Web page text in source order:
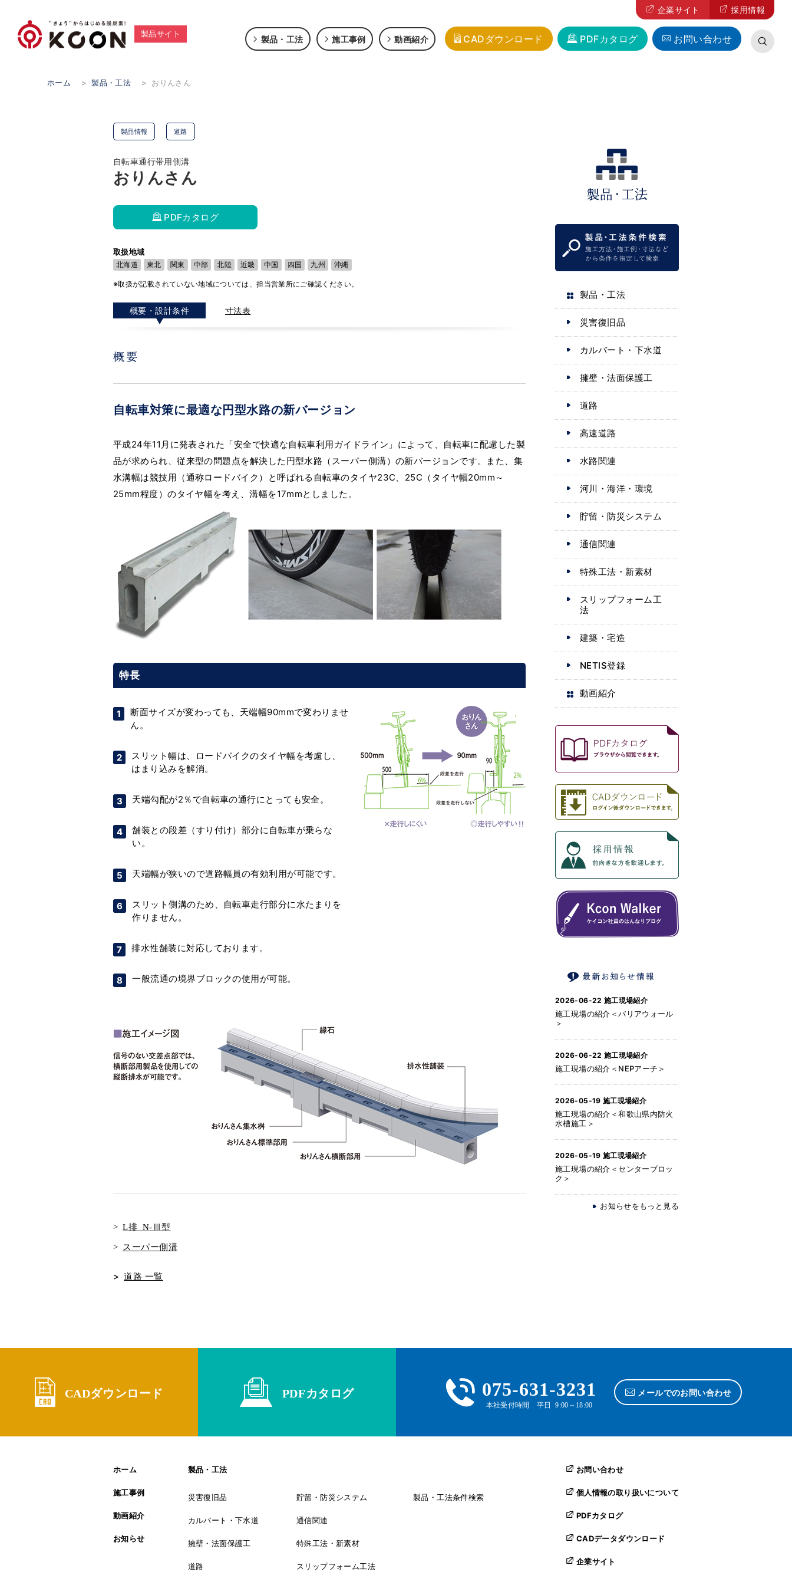
製品サイト 製品・工法 施工事例 動画紹介 CADダウンロード PDFカタログ お問い合わせ
企業サイト 採用情報
ホーム > 製品・工法 > おりんさん
製品情報 道路
自転車通行帯用側溝
おりんさん
PDFカタログ
取扱地域
北海道 東北 関東 中部 北陸 近畿 中国 四国 九州 沖縄
※取扱が記載されていない地域については、担当営業所にご確認ください。
概要・設計条件 寸法表
自転車対策に最適な円型水路の新バージョン
平成24年11月に発表された「安全で快適な自転車利用ガイドライン」によって、自転車に配慮した製
品が求められ、従来型の問題点を解決した円型水路（スーパー側溝）の新バージョンです。また、集
水溝幅は競技用（通称ロードバイク）と呼ばれる自転車のタイヤ23C、25C（タイヤ幅20mm～
25mm程度）のタイヤ幅を考え、溝幅を17mmとしました。
特長
断面サイズが変わっても、天端幅90mmで変わりませ
ん。
スリット幅は、ロードバイクのタイヤ幅を考慮し、
はまり込みを解消。
天端勾配が2％で自転車の通行にとっても安全。
舗装との段差（すり付け）部分に自転車が乗らな
い。
天端幅が狭いので道路幅員の有効利用が可能です。
スリット側溝のため、自転車走行部分に水たまりを
作りません。
排水性舗装に対応しております。
一般流通の境界ブロックの使用が可能。
L排 N-Ⅲ型
スーパー側溝
道路 一覧
製品・工法
災害復旧品
カルバート・下水道
擁壁・法面保護工
道路
高速道路
水路関連
河川・海洋・環境
貯留・防災システム
通信関連
特殊工法・新素材
スリップフォーム工
法
建築・宅造
NETIS登録
動画紹介
2026-06-22 施工現場紹介
施工現場の紹介＜バリアウォール
＞
2026-06-22 施工現場紹介
施工現場の紹介＜NEPアーチ＞
2026-05-19 施工現場紹介
施工現場の紹介＜和歌山県内防火
水槽施工＞
2026-05-19 施工現場紹介
施工現場の紹介＜センターブロッ
ク＞
お知らせをもっと見る
CADダウンロード PDFカタログ 075-631-3231
本社受付時間 平日 9:00～18:00
メールでのお問い合わせ
ホーム
施工事例
動画紹介
お知らせ
製品・工法
災害復旧品
カルバート・下水道
擁壁・法面保護工
道路
貯留・防災システム
通信関連
特殊工法・新素材
スリップフォーム工法
製品・工法条件検索
お問い合わせ
個人情報の取り扱いについて
PDFカタログ
CADデータダウンロード
企業サイト